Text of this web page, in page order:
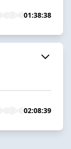
01:38:38
02:08:39